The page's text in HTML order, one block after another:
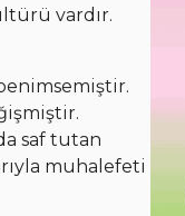
vardır.
saf tutan
muhalefeti